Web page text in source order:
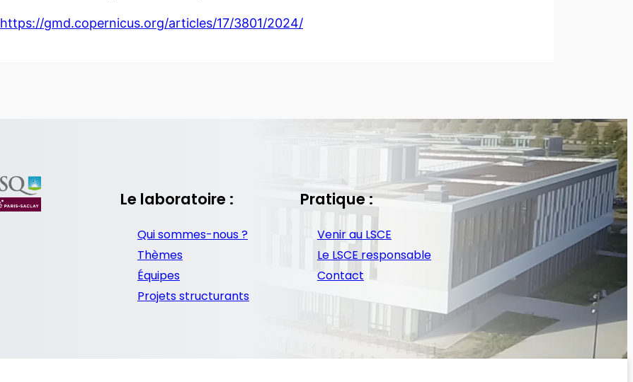
https://gmd.copernicus.org/articles/17/3801/2024/
Le laboratoire :
Qui sommes-nous ?
Thèmes
Équipes
Projets structurants
Pratique :
Venir au LSCE
Le LSCE responsable
Contact